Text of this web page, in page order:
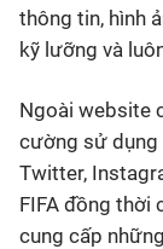
thông tin, hình
kỹ lưỡng và
Ngoài website
cường sử dụng
Twitter,
FIFA đồng thời
cung cấp